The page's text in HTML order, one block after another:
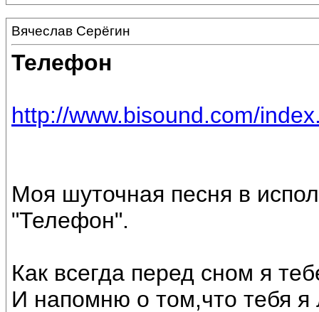
Вячеслав Серёгин
Телефон
http://www.bisound.com/
Моя шуточная песня в
"Телефон".
Как всегда перед сном я
И напомню о том,что тебя